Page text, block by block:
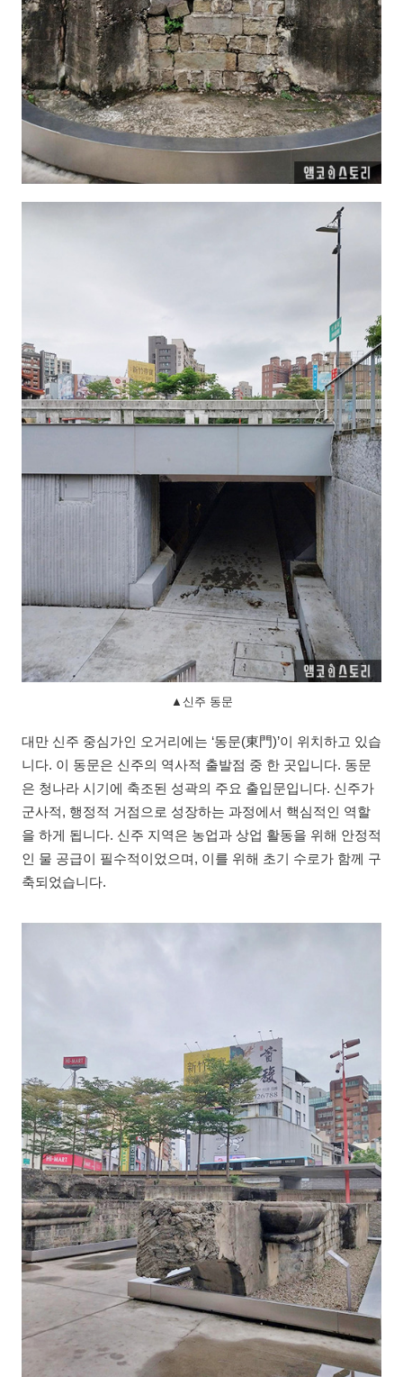
▲신주 동문
대만 신주 중심가인 오거리에는 ‘동문(東門)’이 위치하고 있습
니다. 이 동문은 신주의 역사적 출발점 중 한 곳입니다. 동문
은 청나라 시기에 축조된 성곽의 주요 출입문입니다. 신주가
군사적, 행정적 거점으로 성장하는 과정에서 핵심적인 역할
을 하게 됩니다. 신주 지역은 농업과 상업 활동을 위해 안정적
인 물 공급이 필수적이었으며, 이를 위해 초기 수로가 함께 구
축되었습니다.